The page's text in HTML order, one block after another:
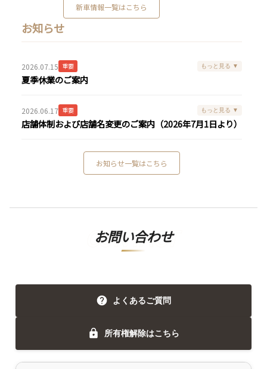
新車情報一覧はこちら
お知らせ
2026.07.15 重要 もっと見る ▼
夏季休業のご案内
2026.06.17 重要 もっと見る ▼
店舗体制および店舗名変更のご案内（2026年7月1日より）
お知らせ一覧はこちら
お問い合わせ
よくあるご質問
所有権解除はこちら